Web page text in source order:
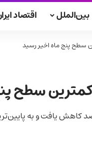
بین‌الملل اقتصاد
سطح پنج ماه اخیر رسید
سطح